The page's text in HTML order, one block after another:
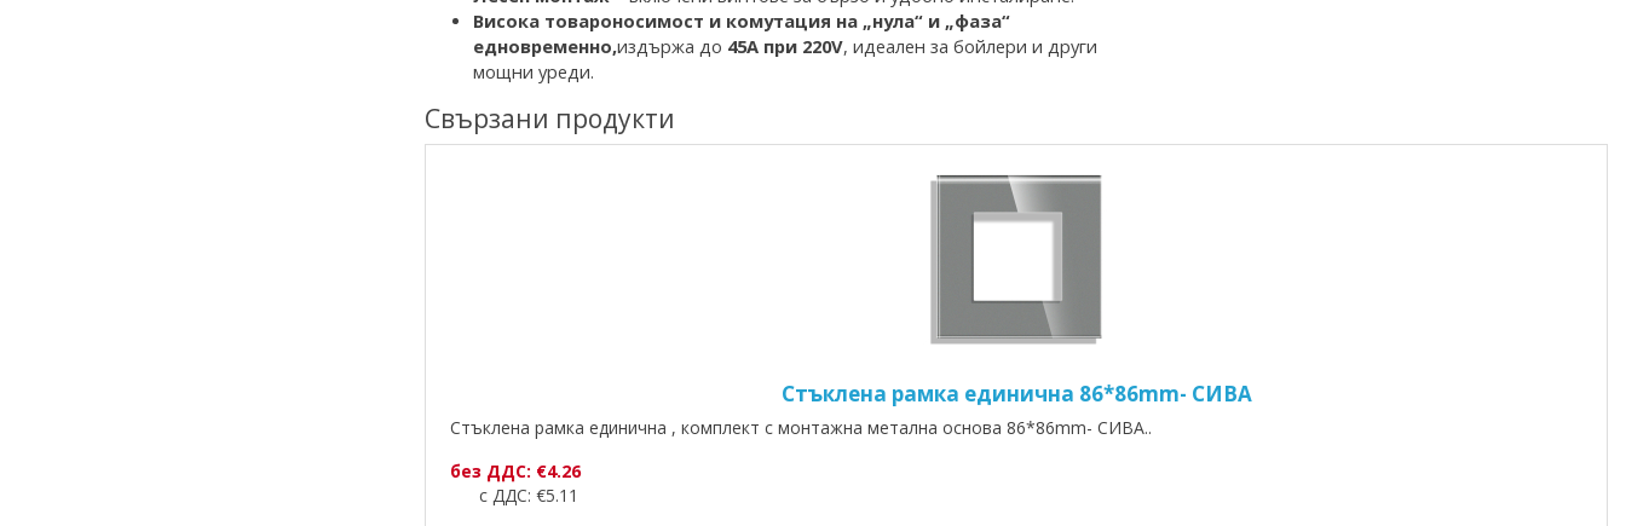
Висока товароносимост и комутация на „нула“ и „фаза“
едновременно,издържа до 45A при 220V, идеален за бойлери и други
мощни уреди.
Свързани продукти
Стъклена рамка единична 86*86mm- СИВА
Стъклена рамка единична , комплект с монтажна метална основа 86*86mm- СИВА..
без ДДС: €4.26
с ДДС: €5.11